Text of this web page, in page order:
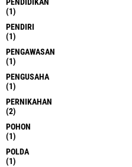
PENDIDIKAN
(1)
PENDIRI
(1)
PENGAWASAN
(1)
PENGUSAHA
(1)
PERNIKAHAN
(2)
POHON
(1)
POLDA
(1)